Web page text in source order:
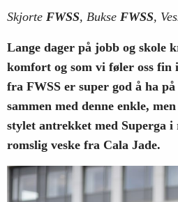
Skjorte FWSS, Bukse FWSS,
Lange dager på jobb og skole
komfort og som vi føler oss fin
fra FWSS er super god å ha på
sammen med denne enkle,
stylet antrekket med Superga i
romslig veske fra Cala Jade.